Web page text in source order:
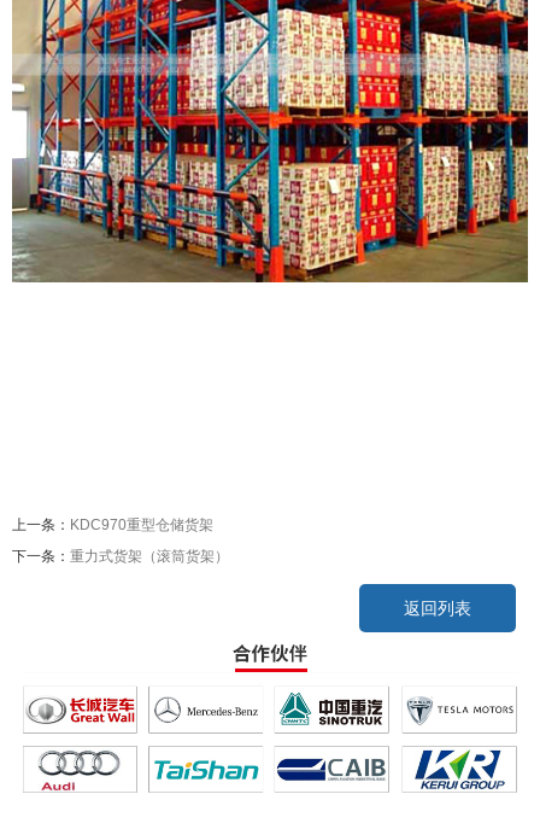
上一条： KDC970重型仓储货架
下一条： 重力式货架（滚筒货架）
返回列表